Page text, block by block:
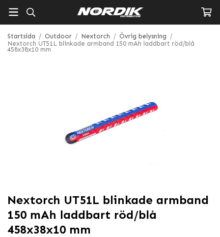
Startsida / Outdoor / Nextorch / Övrig belysning /
Nextorch UT51L blinkade armband 150 mAh laddbart röd/blå
458x38x10 mm
Nextorch UT51L blinkade armband
150 mAh laddbart röd/blå
458x38x10 mm